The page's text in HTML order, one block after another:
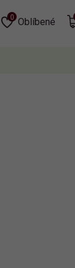
Oblíbené
0